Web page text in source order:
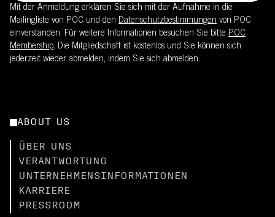
Mit der Anmeldung erklären Sie sich mit der Aufnahme in die
Mailingliste von POC und den Datenschutzbestimmungen von POC
einverstanden. Für weitere Informationen besuchen Sie bitte POC
Membership. Die Mitgliedschaft ist kostenlos und Sie können sich
jederzeit wieder abmelden, indem Sie sich abmelden.
ABOUT US
ÜBER UNS
VERANTWORTUNG
UNTERNEHMENSINFORMATIONEN
KARRIERE
PRESSROOM